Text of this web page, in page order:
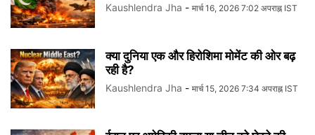
Kaushlendra Jha - मार्च 16, 2026 7:02 अपराह्न IST
क्या दुनिया एक और हिरोशिमा मोमेंट की ओर बढ़
रही है?
Kaushlendra Jha - मार्च 15, 2026 7:34 अपराह्न IST